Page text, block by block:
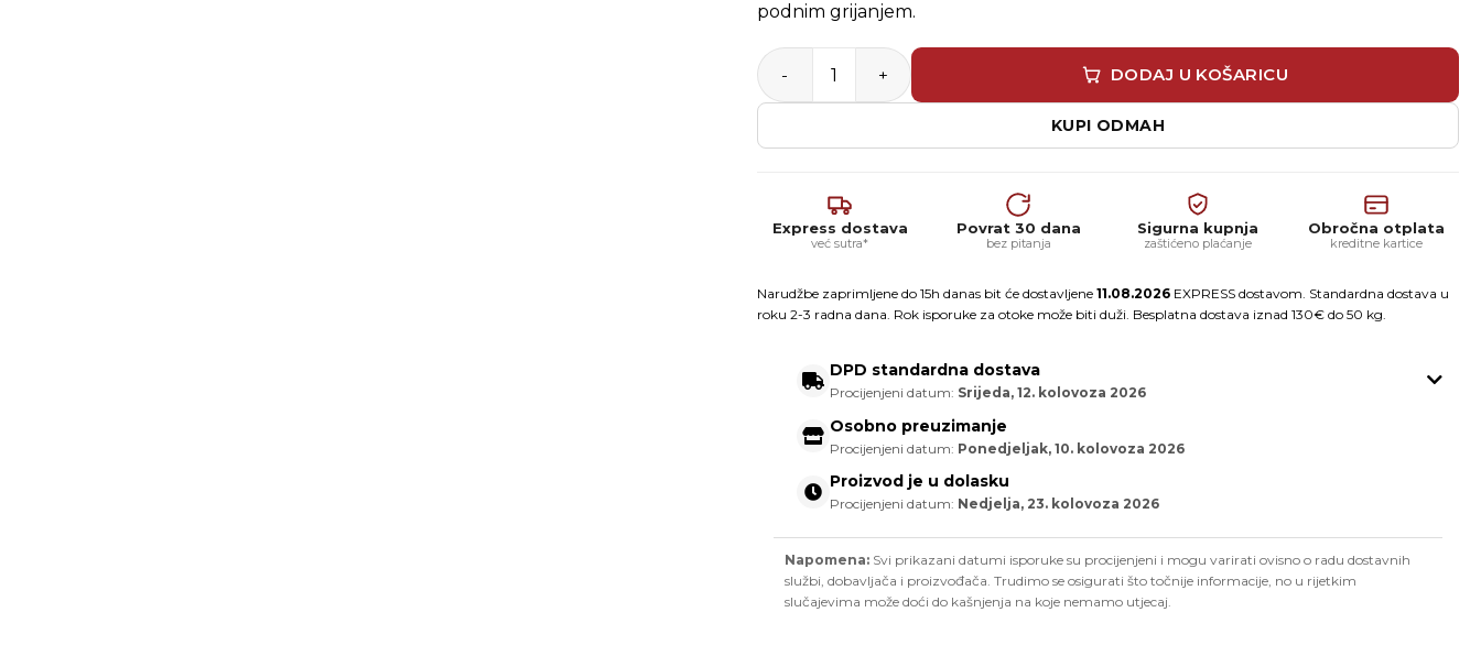
podnim grijanjem.
Codex Fliesopur – 2K reaktivno poliuretansko ljepilo 4KG. količina
DODAJ U KOŠARICU
KUPI ODMAH
Express dostava
već sutra*
Povrat 30 dana
bez pitanja
Sigurna kupnja
zaštićeno plaćanje
Obročna otplata
kreditne kartice
Narudžbe zaprimljene do 15h danas bit će dostavljene 11.08.2026 EXPRESS dostavom. Standardna dostava u
roku 2-3 radna dana. Rok isporuke za otoke može biti duži. Besplatna dostava iznad 130€ do 50 kg.
DPD standardna dostava
Procijenjeni datum: Srijeda, 12. kolovoza 2026
Osobno preuzimanje
Procijenjeni datum: Ponedjeljak, 10. kolovoza 2026
Proizvod je u dolasku
Procijenjeni datum: Nedjelja, 23. kolovoza 2026
Napomena: Svi prikazani datumi isporuke su procijenjeni i mogu varirati ovisno o radu dostavnih
službi, dobavljača i proizvođača. Trudimo se osigurati što točnije informacije, no u rijetkim
slučajevima može doći do kašnjenja na koje nemamo utjecaj.